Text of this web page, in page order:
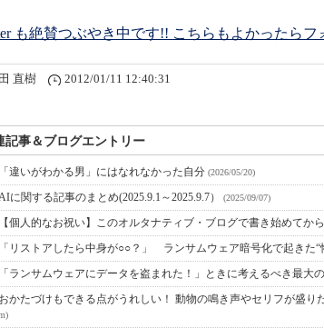
も絶賛つぶやき中です!! こちらもよかったら
直樹 2012/01/11 12:40:31
記事＆ブログエントリー
「違いがわかる男」にはなれなかった自分 (2026/05/20)
に関する記事のまとめ(2025.9.1～2025.9.7） (2025/09/07)
【個人的なお祝い】このオルタナティブ・ブログで書き始めてか
「リストアしたら中身が○○？」 ランサムウェア暗号化で起きた“
「ランサムウェアにデータを盗まれた！」ときに考えるべき最大
おかたづけもできる点がうれしい！ 動物の鳴き声やセリフが盛